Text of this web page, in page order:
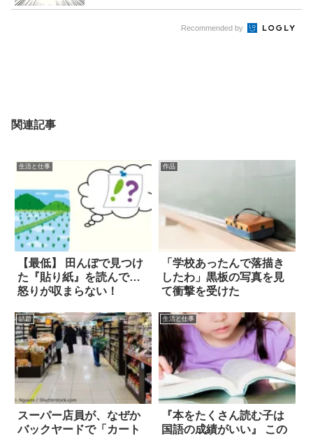
Recommended by
関連記事
生活と仕事
【最低】 田んぼで見つけ
た『貼り紙』を読んで…
怒りが収まらない！
作品
「学校あったんで落描き
したわ」黒板の写真を見
て衝撃を受けた
話題
スーパー店員が、なぜか
バックヤードで「カート
生活と仕事
『本をたくさん読む子は
国語の成績がいい』 この